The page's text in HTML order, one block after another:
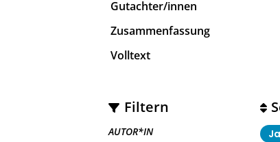
Gutachter/innen
Zusammenfassung
Volltext
Filtern
AUTOR*IN